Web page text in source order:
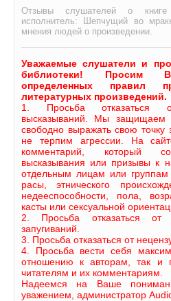
Отзывы слушателей о
исполнитель: Шепчущий во
мнения людей о произведении.
Уважаемые слушатели и
библиотеки! Просим
определенных правил
литературных произведений.
1. Просьба отказаться
высказываний. Мы защищаем
свободно выражать свою
не терпим агрессии. На
комментарий, который
высказывания или призывы к
отдельным лицам или
расы, этнического
недееспособности, пола,
касты или сексуальной
2. Просьба отказаться от
запугиваний.
3. Просьба отказаться от
4. Просьба вести себя
отношению к авторам, так и
читателям и их комментариям.
Надеемся на Ваше
уважением, администратор